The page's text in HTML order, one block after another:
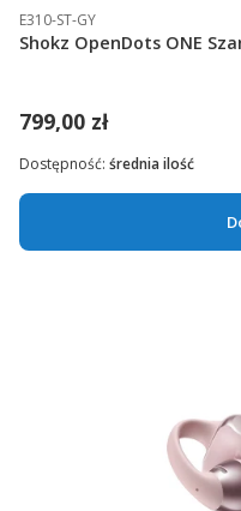
E310-ST-GY
Shokz OpenDots ONE
799,00 zł
Dostępność: średnia ilość